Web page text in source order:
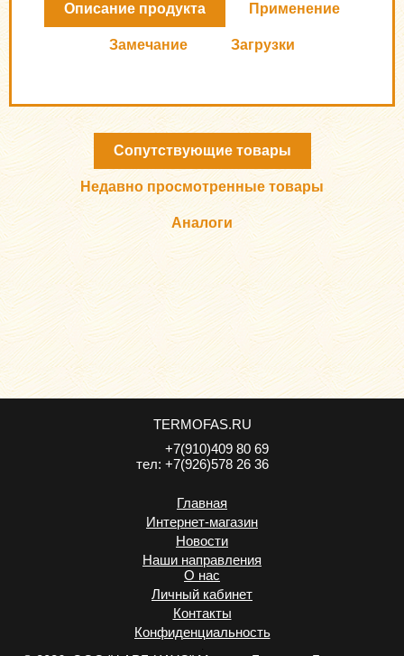
Описание продукта Применение
Замечание Загрузки
Сопутствующие товары
Недавно просмотренные товары
Аналоги
TERMOFAS.RU
тел:
+7(910)409 80 69
+7(926)578 26 36
Главная
Интернет-магазин
Новости
Наши направления
О нас
Личный кабинет
Контакты
Конфиденциальность